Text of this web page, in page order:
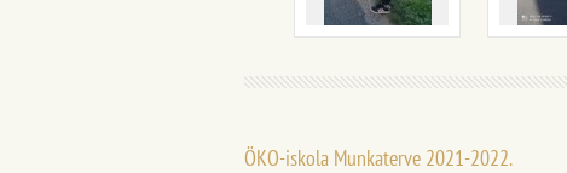
ÖKO-iskola Munkaterve 2021-2022.